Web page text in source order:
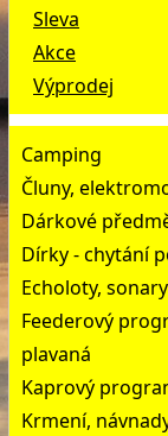
Sleva
Akce
Výprodej
Camping
Čluny,
Dárkové
Dírky - chytání
Echoloty, sonary
Feederový
plavaná
Kaprový
Krmení,